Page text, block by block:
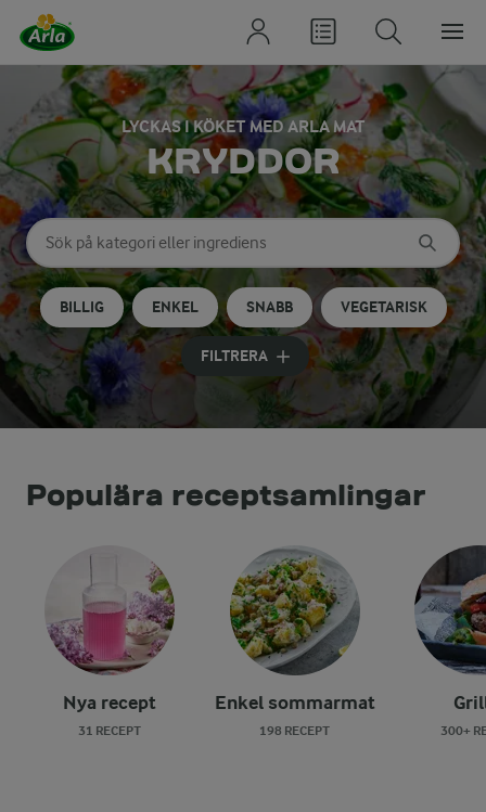
LYCKAS I KÖKET MED ARLA MAT
KRYDDOR
Sök på kategori eller ingrediens
Skriv in sökord för att få förslag
BILLIG ENKEL SNABB VEGETARISK
FILTRERA
Populära receptsamlingar
Nya recept
31 RECEPT
Enkel sommarmat
198 RECEPT 300+